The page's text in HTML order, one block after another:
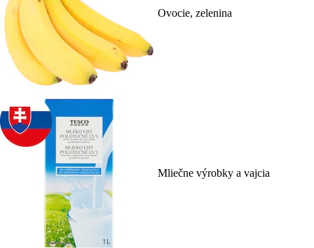
Ovocie, zelenina
Mliečne výrobky a vajcia